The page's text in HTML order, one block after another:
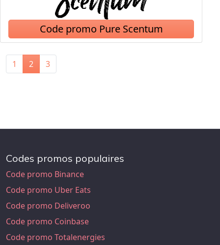
Code promo Pure Scentum
1 2 3
Codes promos populaires
Code promo Binance
Code promo Uber Eats
Code promo Deliveroo
Code promo Coinbase
Code promo Totalenergies